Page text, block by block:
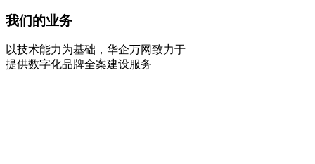
我们的业务
以技术能力为基础，华企万网致力于
提供数字化品牌全案建设服务